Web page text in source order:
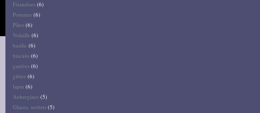
Friandises (6)
Pommes (6)
Pâtes (6)
Volaille (6)
basilic (6)
biscuits (6)
gaufres (6)
gibier (6)
lapin (6)
Aubergines (5)
Glaces, sorbets (5)